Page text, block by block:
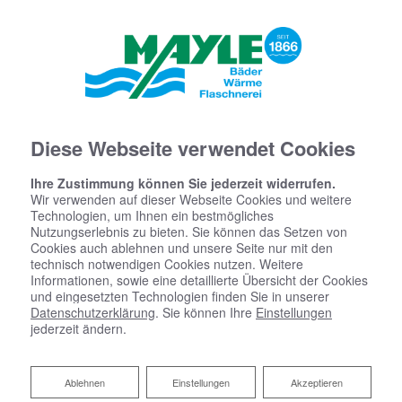
Diese Webseite verwendet Cookies
Ihre Zustimmung können Sie jederzeit widerrufen.
Wir verwenden auf dieser Webseite Cookies und weitere
Technologien, um Ihnen ein bestmögliches
Nutzungserlebnis zu bieten. Sie können das Setzen von
Cookies auch ablehnen und unsere Seite nur mit den
technisch notwendigen Cookies nutzen. Weitere
Informationen, sowie eine detaillierte Übersicht der Cookies
und eingesetzten Technologien finden Sie in unserer
Datenschutzerklärung. Sie können Ihre Einstellungen
jederzeit ändern.
Akzeptieren
Einstellungen
Ablehnen
Ablehnen